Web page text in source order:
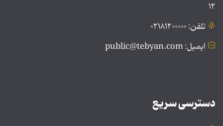
۱۲
تلفن: ۰۲۱۸۱۲۰۰۰۰۰
ایمیل: public@tebyan.com
دسترسی سریع